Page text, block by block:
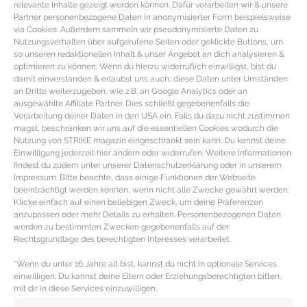
relevante Inhalte gezeigt werden können. Dafür verarbeiten wir & unsere
Partner personenbezogene Daten in anonymisierter Form beispielsweise
via Cookies. Außerdem sammeln wir pseudonymisierte Daten zu
Nutzungsverhalten über aufgerufene Seiten oder geklickte Buttons, um
so unseren redaktionellen Inhalt & unser Angebot an dich analysieren &
optimieren zu können. Wenn du hierzu widerruflich einwilligst, bist du
damit einverstanden & erlaubst uns auch, diese Daten unter Umständen
an Dritte weiterzugeben, wie z.B. an Google Analytics oder an
ausgewählte Affiliate Partner. Dies schließt gegebenenfalls die
Verarbeitung deiner Daten in den USA ein. Falls du dazu nicht zustimmen
magst, beschränken wir uns auf die essentiellen Cookies wodurch die
Nutzung von STRIKE magazin eingeschränkt sein kann. Du kannst deine
Einwilligung jederzeit hier ändern oder widerrufen. Weitere Informationen
findest du zudem unter unserer Datenschutzerklärung oder in unserem
Impressum. Bitte beachte, dass einige Funktionen der Webseite
beeinträchtigt werden können, wenn nicht alle Zwecke gewährt werden.
Klicke einfach auf einen beliebigen Zweck, um deine Präferenzen
anzupassen oder mehr Details zu erhalten. Personenbezogenen Daten
werden zu bestimmten Zwecken gegebenenfalls auf der
Rechtsgrundlage des berechtigten Interesses verarbeitet.
*Wenn du unter 16 Jahre alt bist, kannst du nicht in optionale Services
einwilligen. Du kannst deine Eltern oder Erziehungsberechtigten bitten,
mit dir in diese Services einzuwilligen.
klassischem Schnitt mit geripptem Stehkragen sowie Rippstrickdetails an
Saum und Ärmelbündchen plus schräg eingesetzte Reißverschlusstaschen
und ein Zwei-Wege Zipper. (über Lodenfrey | Lammleder | 3.450 €)
Blouson von Massimo Dutti
mit
abnehmbarer Kapuze inklusive Tunnelzug, durchgehendem Reißverschluss,
Känguruhtaschen und Rippstrickbündchen an Saum und Ärmel. (über
Massimo Dutti | Wildleder | 249 €)
WalnußbrauneBomberjacke von Hackettaus Wildleder mit gerippten
Strickdetails an Kragen, Saum und Ärmelbündchen, schräg eingesetzten
Leistentaschen und einem verdeckten Zwei-Wege Reißverschluss. (über Mr
Porter | Ziegenleder | 850 €).
Navyblaues, gefüttertesBlouson von Gucci aus Wildleder, klassisch
geschnitten, mit Stehkragen inklusive Riegeldetail, aufgesetzten
Redaktion: Nina Ilnseher | Fotocredits: Lodenfrey, Massimo Dutti, Mr Porter,
PR | Cover: Massimo Dutti PR